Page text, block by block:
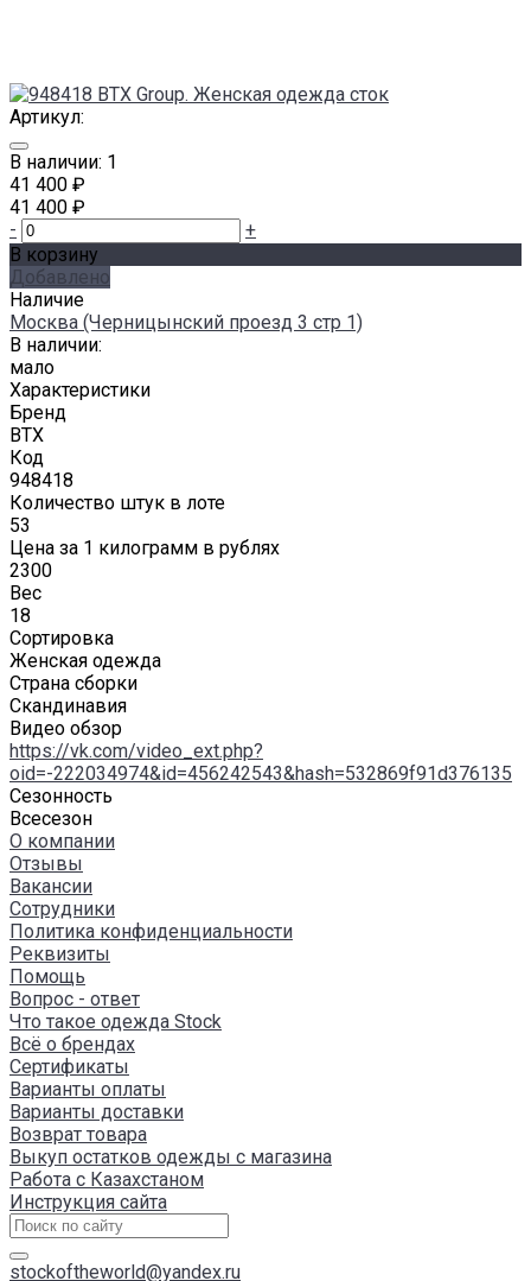
Артикул:
В наличии: 1
41 400 ₽
41 400 ₽
-
+
В корзину
Добавлено
Наличие
Москва (Черницынский проезд 3 стр 1)
В наличии:
мало
Характеристики
Бренд
BTX
Код
948418
Количество штук в лоте
53
Цена за 1 килограмм в рублях
2300
Вес
18
Сортировка
Женская одежда
Страна сборки
Скандинавия
Видео обзор
https://vk.com/video_ext.php?
oid=-222034974&id=456242543&hash=532869f91d376135
Сезонность
Всесезон
О компании
Отзывы
Вакансии
Сотрудники
Политика конфиденциальности
Реквизиты
Помощь
Вопрос - ответ
Что такое одежда Stock
Всё о брендах
Сертификаты
Варианты оплаты
Варианты доставки
Возврат товара
Выкуп остатков одежды с магазина
Работа с Казахстаном
Инструкция сайта
stockoftheworld@yandex.ru